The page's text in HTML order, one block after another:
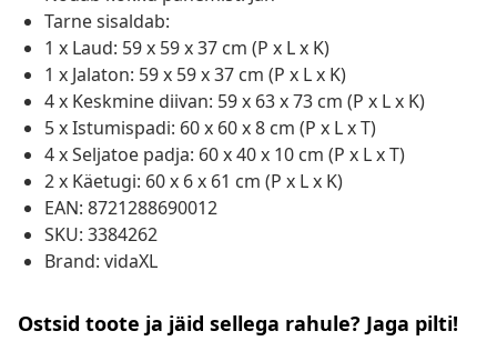
Tarne sisaldab:
1 x Laud: 59 x 59 x 37 cm (P x L x K)
1 x Jalaton: 59 x 59 x 37 cm (P x L x K)
4 x Keskmine diivan: 59 x 63 x 73 cm (P x L x K)
5 x Istumispadi: 60 x 60 x 8 cm (P x L x T)
4 x Seljatoe padja: 60 x 40 x 10 cm (P x L x T)
2 x Käetugi: 60 x 6 x 61 cm (P x L x K)
EAN: 8721288690012
SKU: 3384262
Brand: vidaXL
Ostsid toote ja jäid sellega rahule? Jaga pilti!